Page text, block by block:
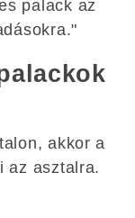
palack az
akkor a
az asztalra.